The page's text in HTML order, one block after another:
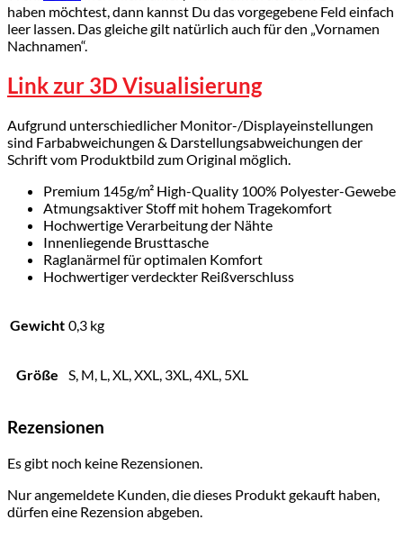
haben möchtest, dann kannst Du das vorgegebene Feld einfach
leer lassen. Das gleiche gilt natürlich auch für den „Vornamen
Nachnamen“.
Link zur 3D Visualisierung
Aufgrund unterschiedlicher Monitor-/Displayeinstellungen
sind Farbabweichungen & Darstellungsabweichungen der
Schrift vom Produktbild zum Original möglich.
Premium 145g/m² High-Quality 100% Polyester-Gewebe
Atmungsaktiver Stoff mit hohem Tragekomfort
Hochwertige Verarbeitung der Nähte
Innenliegende Brusttasche
Raglanärmel für optimalen Komfort
Hochwertiger verdeckter Reißverschluss
Gewicht 0,3 kg
Größe S, M, L, XL, XXL, 3XL, 4XL, 5XL
Rezensionen
Es gibt noch keine Rezensionen.
Nur angemeldete Kunden, die dieses Produkt gekauft haben,
dürfen eine Rezension abgeben.